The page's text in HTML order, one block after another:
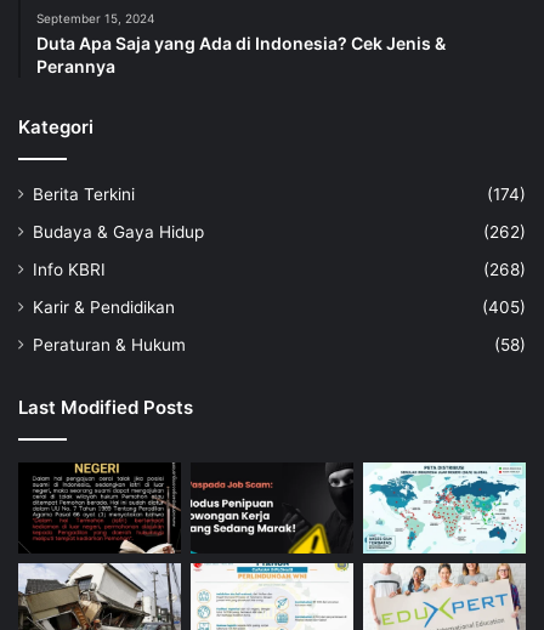
September 15, 2024
Duta Apa Saja yang Ada di Indonesia? Cek Jenis &
Perannya
Kategori
Berita Terkini
(174)
Budaya & Gaya Hidup
(262)
Info KBRI
(268)
Karir & Pendidikan
(405)
Peraturan & Hukum
(58)
Last Modified Posts